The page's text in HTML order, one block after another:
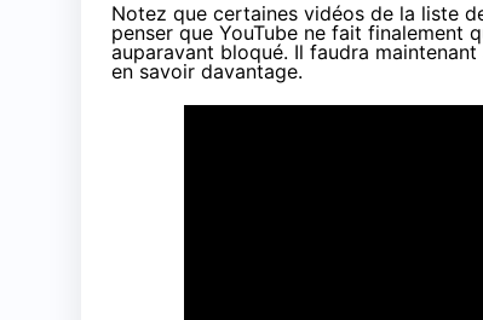
Notez que certaines vidéos de la liste
penser que YouTube ne fait finalement
auparavant bloqué. Il faudra
en savoir davantage.